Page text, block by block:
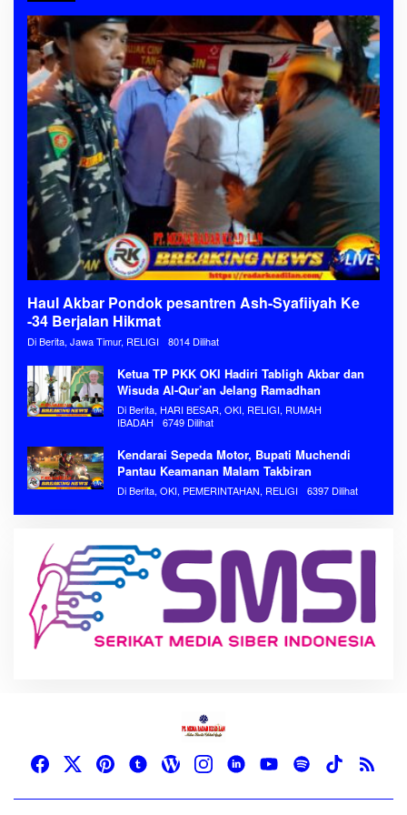
Haul Akbar Pondok pesantren Ash-Syafiiyah Ke
-34 Berjalan Hikmat
Di Berita, Jawa Timur, RELIGI 8014 Dilihat
Ketua TP PKK OKI Hadiri Tabligh Akbar dan
Wisuda Al-Qur’an Jelang Ramadhan
Di Berita, HARI BESAR, OKI, RELIGI, RUMAH
IBADAH
6749 Dilihat
Kendarai Sepeda Motor, Bupati Muchendi
Pantau Keamanan Malam Takbiran
Di Berita, OKI, PEMERINTAHAN, RELIGI 6397 Dilihat